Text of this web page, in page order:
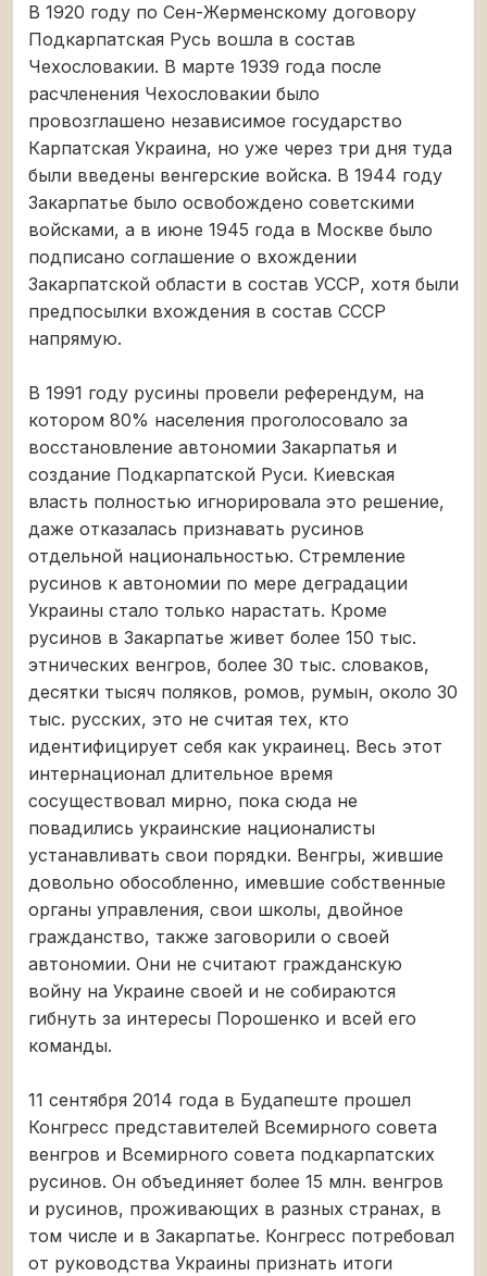
В 1920 году по Сен-Жерменскому договору
Подкарпатская Русь вошла в состав
Чехословакии. В марте 1939 года после
расчленения Чехословакии было
провозглашено независимое государство
Карпатская Украина, но уже через три дня туда
были введены венгерские войска. В 1944 году
Закарпатье было освобождено советскими
войсками, а в июне 1945 года в Москве было
подписано соглашение о вхождении
Закарпатской области в состав УССР, хотя были
предпосылки вхождения в состав СССР
напрямую.
В 1991 году русины провели референдум, на
котором 80% населения проголосовало за
восстановление автономии Закарпатья и
создание Подкарпатской Руси. Киевская
власть полностью игнорировала это решение,
даже отказалась признавать русинов
отдельной национальностью. Стремление
русинов к автономии по мере деградации
Украины стало только нарастать. Кроме
русинов в Закарпатье живет более 150 тыс.
этнических венгров, более 30 тыс. словаков,
десятки тысяч поляков, ромов, румын, около 30
тыс. русских, это не считая тех, кто
идентифицирует себя как украинец. Весь этот
интернационал длительное время
сосуществовал мирно, пока сюда не
повадились украинские националисты
устанавливать свои порядки. Венгры, жившие
довольно обособленно, имевшие собственные
органы управления, свои школы, двойное
гражданство, также заговорили о своей
автономии. Они не считают гражданскую
войну на Украине своей и не собираются
гибнуть за интересы Порошенко и всей его
команды.
11 сентября 2014 года в Будапеште прошел
Конгресс представителей Всемирного совета
венгров и Всемирного совета подкарпатских
русинов. Он объединяет более 15 млн. венгров
и русинов, проживающих в разных странах, в
том числе и в Закарпатье. Конгресс потребовал
от руководства Украины признать итоги